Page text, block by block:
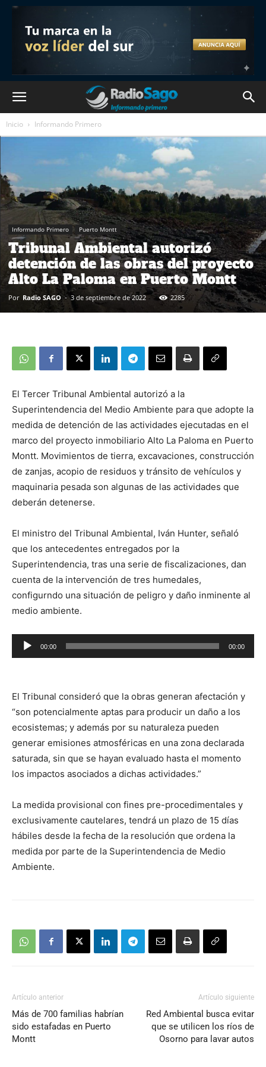
Inicio Informando Primero
Informando Primero Puerto Montt
Tribunal Ambiental autorizó
detención de las obras del proyecto
Alto La Paloma en Puerto Montt
Por Radio SAGO - 3 de septiembre de 2022 2285
El Tercer Tribunal Ambiental autorizó a la
Superintendencia del Medio Ambiente para que adopte la
medida de detención de las actividades ejecutadas en el
marco del proyecto inmobiliario Alto La Paloma en Puerto
Montt. Movimientos de tierra, excavaciones, construcción
de zanjas, acopio de residuos y tránsito de vehículos y
maquinaria pesada son algunas de las actividades que
deberán detenerse.
El ministro del Tribunal Ambiental, Iván Hunter, señaló
que los antecedentes entregados por la
Superintendencia, tras una serie de fiscalizaciones, dan
cuenta de la intervención de tres humedales,
configurndo una situación de peligro y daño inminente al
medio ambiente.
Reproductor
de
00:00 00:00
El Tribunal consideró que la obras generan afectación y
“son potencialmente aptas para producir un daño a los
ecosistemas; y además por su naturaleza pueden
generar emisiones atmosféricas en una zona declarada
saturada, sin que se hayan evaluado hasta el momento
los impactos asociados a dichas actividades.”
La medida provisional con fines pre-procedimentales y
exclusivamente cautelares, tendrá un plazo de 15 días
hábiles desde la fecha de la resolución que ordena la
medida por parte de la Superintendencia de Medio
Ambiente.
Artículo anterior
Más de 700 familias habrían
sido estafadas en Puerto
Montt
Artículo siguiente
Red Ambiental busca evitar
que se utilicen los ríos de
Osorno para lavar autos